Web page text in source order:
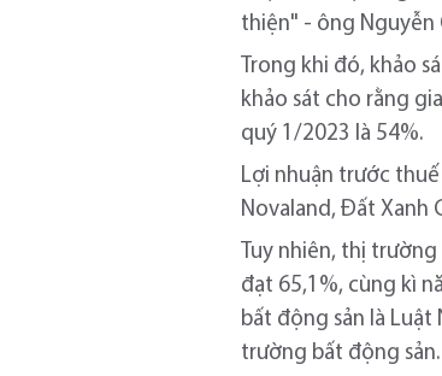
thiện" - ông Nguyễn
Trong khi đó, khảo
khảo sát cho rằng
quý 1/2023 là 54%.
Lợi nhuận trước
Novaland, Đất Xanh
Tuy nhiên, thị
đạt 65,1%, cùng kì
bất động sản là
trường bất động sản.